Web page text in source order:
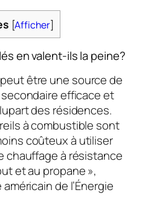
[Afficher]
en valent-ils la peine?
peut être une source de
efficace et
des résidences.
à combustible sont
coûteux à utiliser
chauffage à résistance
et au propane »,
de l’Énergie